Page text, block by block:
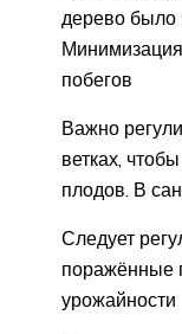
дерево было
побегов
Важно
ветках,
плодов. В
Следует
поражённые
урожайности